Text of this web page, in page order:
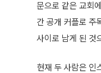
문으로 같은 교회
간 공개 커플로 주
사이로 남게 된 것
현재 두 사람은 인